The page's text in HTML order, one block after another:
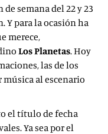
semana del 22 y 23
Y para la ocasión ha
merece,
Los Planetas. Hoy
las de los
música al escenario
el título de fecha
Ya sea por el